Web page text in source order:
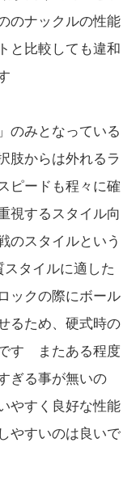
のナックルの性能
と比較しても違和
のみとなっている
肢からは外れるラ
ピードも程々に確
視するスタイル向
のスタイルという
タイルに適した
ックの際にボール
るため、硬式時の
す またある程度
ぎる事が無いの
やすく良好な性能
やすいのは良いで